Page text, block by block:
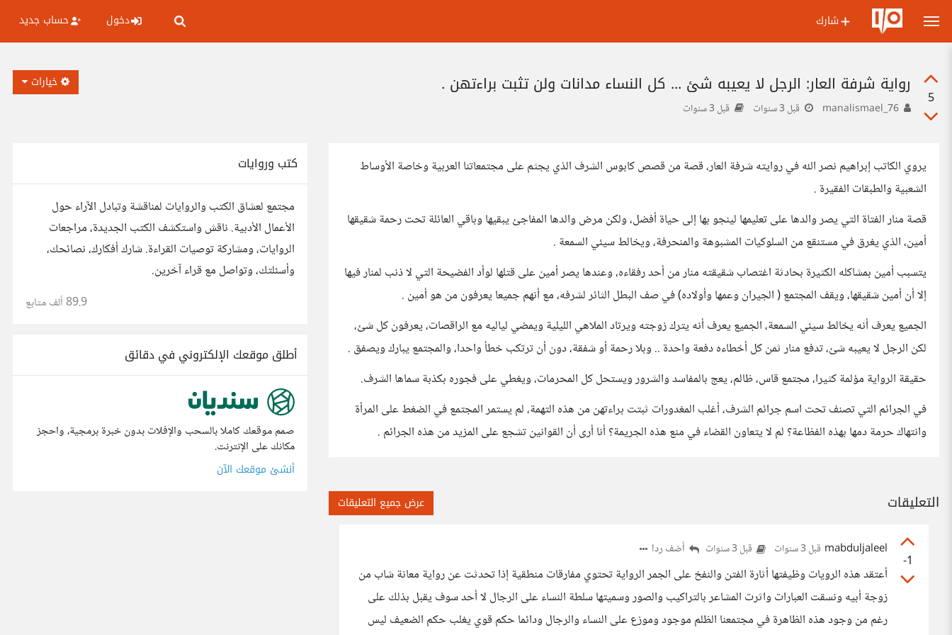
شارك دخول حساب جديد
5
رواية شرفة العار: الرجل لا يعيبه شئ ... كل النساء مدانات ولن تثبت براءتهن .
قبل 3 سنوات قبل 3 سنوات
خيارات
يروي الكاتب إبراهيم نصر الله في روايته شرفة العار، قصة من قصص كابوس الشرف الذي يجثم على مجتمعاتنا العربية وخاصة الأوساط
الشعبية والطبقات الفقيرة .
قصة منار الفتاة التي يصر والدها على تعليمها لينجو بها إلى حياة أفضل، ولكن مرض والدها المفاجئ يبقيها وباقي العائلة تحت رحمة شقيقها
أمين، الذي يغرق في مستنقع من السلوكيات المشبوهة والمنحرفة، ويخالط سيئي السمعة .
يتسبب أمين بمشاكله الكثيرة بحادثة اغتصاب شقيقته منار من أحد رفقاءه، وعندها يصر أمين على قتلها لوأد الفضيحة التي لا ذنب لمنار فيها
إلا أن أمين شقيقها، ويقف المجتمع ( الجيران وعمها وأولاده) في صف البطل الثائر لشرفه، مع أنهم جميعا يعرفون من هو أمين .
الجميع يعرف أنه يخالط سيئي السمعة، الجميع يعرف أنه يترك زوجته ويرتاد الملاهي الليلية ويمضي لياليه مع الراقصات، يعرفون كل شئ،
لكن الرجل لا يعيبه شئ، تدفع منار ثمن كل أخطاءه دفعة واحدة .. وبلا رحمة أو شفقة، دون أن ترتكب خطأ واحدا، والمجتمع يبارك ويصفق .
حقيقة الرواية مؤلمة كثيرا، مجتمع قاس، ظالم، يعج بالمفاسد والشرور ويستحل كل المحرمات، ويغطي على فجوره بكذبة سماها الشرف.
في الجرائم التي تصنف تحت اسم جرائم الشرف، أغلب المغدورات ثبتت براءتهن من هذه التهمة، لم يستمر المجتمع في الضغط على المرأة
وانتهاك حرمة دمها بهذه الفظاعة؟ لم لا يتعاون القضاء في منع هذه الجريمة؟ أنا أرى أن القوانين تشجع على المزيد من هذه الجرائم .
التعليقات عرض جميع التعليقات
-1
mabduljaleel قبل 3 سنوات قبل 3 سنوات أضف ردا
أعتقد هذه الرويات وظيفتها أثارة الفتن والنفخ على الجمر الرواية تحتوي مفارقات منطقية إذا تحدثت عن رواية معانة شاب من
زوجة أبيه ونسقت العبارات واثرت المشاعر بالتراكيب والصور وسميتها سلطة النساء على الرجال لا أحد سوف يقبل بذلك على
رغم من وجود هذه الظاهرة في مجتمعنا الظلم موجود وموزع على النساء والرجال ودائما حكم قوي يغلب حكم الضعيف ليس
كتب وروايات
مجتمع لعشاق الكتب والروايات لمناقشة وتبادل الآراء حول
الأعمال الأدبية. ناقش واستكشف الكتب الجديدة، مراجعات
الروايات، ومشاركة توصيات القراءة. شارك أفكارك، نصائحك،
وأسئلتك، وتواصل مع قراء آخرين.
89.9 ألف متابع
أطلق موقعك الإلكتروني في دقائق
صمم موقعك كاملا بالسحب والإفلات بدون خبرة برمجية، واحجز
مكانك على الإنترنت.
أنشئ موقعك الآن